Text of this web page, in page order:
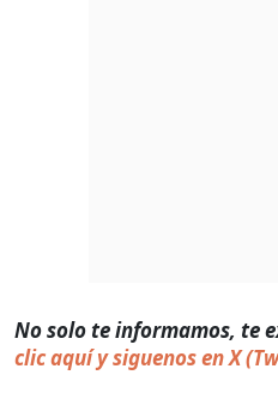
No solo te informamos, te
clic aquí y siguenos en X